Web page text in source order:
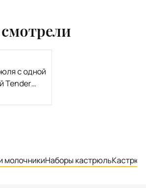
с одной
Tender
молочникиНаборы кастрюль